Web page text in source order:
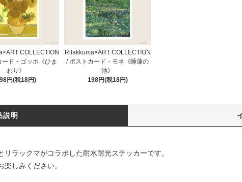
COLLECTION
ード・ゴッホ《ひま
わり》
円(税18円)
Rilakkuma×ART COLLECTION
/ ポストカード・モネ《睡蓮の
池》
198円(税18円)
説明
ラックマがコラボした耐水耐光ステッカーです。
しみください。